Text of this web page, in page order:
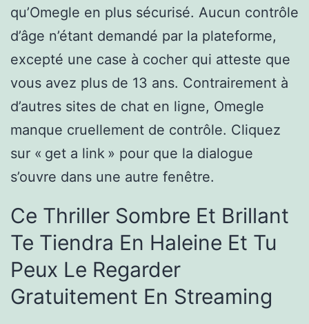
qu’Omegle en plus sécurisé. Aucun contrôle
d’âge n’étant demandé par la plateforme,
excepté une case à cocher qui atteste que
vous avez plus de 13 ans. Contrairement à
d’autres sites de chat en ligne, Omegle
manque cruellement de contrôle. Cliquez
sur « get a link » pour que la dialogue
s’ouvre dans une autre fenêtre.
Ce Thriller Sombre Et Brillant
Te Tiendra En Haleine Et Tu
Peux Le Regarder
Gratuitement En Streaming